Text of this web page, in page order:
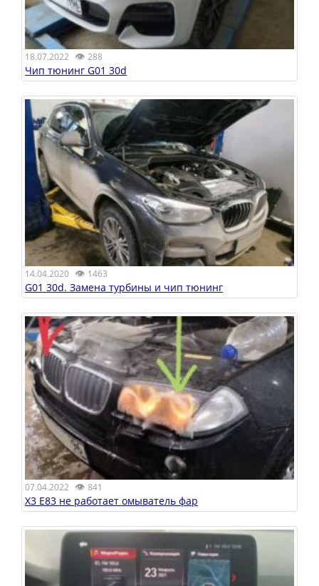
18.07.2022 👁 288
Чип тюнинг G01 30d
14.04.2020 👁 1463
G01 30d. Замена турбины и чип тюнинг
07.04.2022 👁 841
X3 E83 не работает омыватель фар